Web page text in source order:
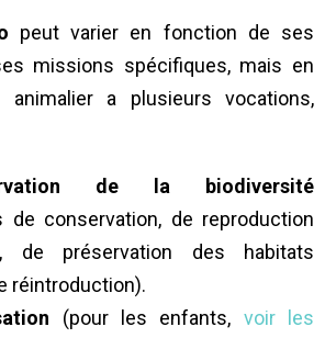
peut varier en fonction de ses
missions spécifiques, mais en
animalier a plusieurs vocations,
de la biodiversité
de conservation, de reproduction
de préservation des habitats
réintroduction).
(pour les enfants, voir les